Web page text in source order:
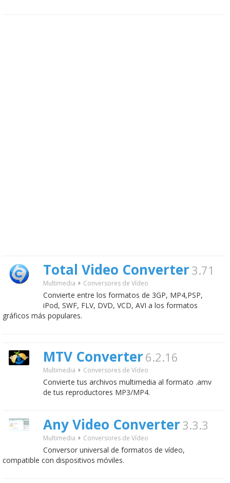
Total Video Converter3.71
Multimedia Conversores de Vídeo
Convierte entre los formatos de 3GP, MP4,PSP,
iPod, SWF, FLV, DVD, VCD, AVI a los formatos
gráficos más populares.
MTV Converter6.2.16
Multimedia Conversores de Vídeo
Convierte tus archivos multimedia al formato .amv
de tus reproductores MP3/MP4.
Any Video Converter3.3.3
Multimedia Conversores de Vídeo
Conversor universal de formatos de vídeo,
compatible con dispositivos móviles.